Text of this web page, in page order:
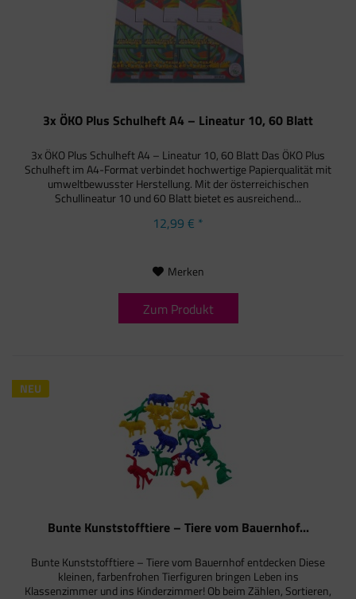
3x ÖKO Plus Schulheft A4 – Lineatur 10, 60 Blatt
3x ÖKO Plus Schulheft A4 – Lineatur 10, 60 Blatt Das ÖKO Plus
Schulheft im A4-Format verbindet hochwertige Papierqualität mit
umweltbewusster Herstellung. Mit der österreichischen
Schullineatur 10 und 60 Blatt bietet es ausreichend...
12,99 € *
Merken
Zum Produkt
NEU
Bunte Kunststofftiere – Tiere vom Bauernhof...
Bunte Kunststofftiere – Tiere vom Bauernhof entdecken Diese
kleinen, farbenfrohen Tierfiguren bringen Leben ins
Klassenzimmer und ins Kinderzimmer! Ob beim Zählen, Sortieren,